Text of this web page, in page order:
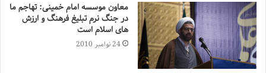
معاون موسسه امام خمینی: تهاجم ما
در جنگ نرم تبلیغ فرهنگ و ارزش
های اسلام است
24 نوامبر 2010